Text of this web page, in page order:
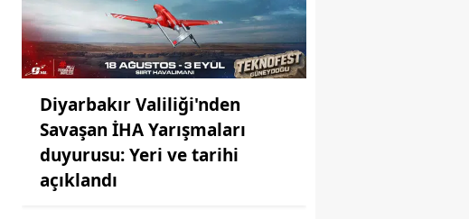
Diyarbakır Valiliği'nden
Savaşan İHA Yarışmaları
duyurusu: Yeri ve tarihi
açıklandı